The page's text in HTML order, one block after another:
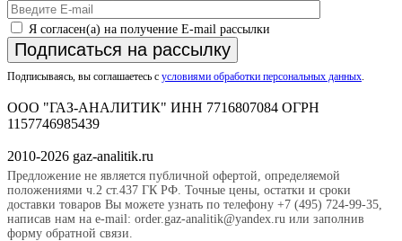
Я согласен(а) на получение E-mail рассылки
Подписаться на рассылку
Подписываясь, вы соглашаетесь с условиями обработки персональных данных
ООО "ГАЗ-АНАЛИТИК" ИНН 7716807084 ОГРН
1157746985439
2010-2026 gaz-analitik.ru
Предложение не является публичной офертой, определяемой
положениями ч.2 ст.437 ГК РФ. Точные цены, остатки и сроки
доставки товаров Вы можете узнать по телефону +7 (495) 724-99-35,
написав нам на e-mail: order.gaz-analitik@yandex.ru или заполнив
форму обратной связи.